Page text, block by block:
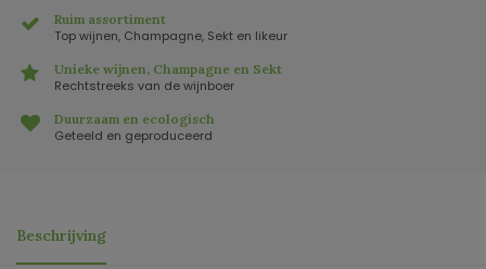
Ruim assortiment
Top wijnen, Champagne, Sekt en likeur
Unieke wijnen, Champagne en Sekt
Rechtstreeks van de wijnboer
Duurzaam en ecologisch
Geteeld en geproduceerd
Beschrijving